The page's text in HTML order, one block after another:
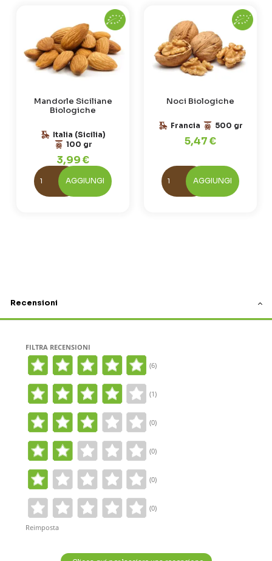
Mandorle Siciliane
Biologiche
Italia (Sicilia)
100 gr
3,99 €
AGGIUNGI
Noci Biologiche
Francia 500 gr
5,47 €
AGGIUNGI
Recensioni
FILTRA RECENSIONI
(6)
(1)
(0)
(0)
(0)
(0)
Reimposta